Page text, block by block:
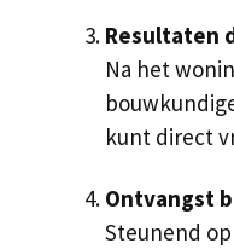
Resultaten
Na het
kunt direct
Ontvangst
Steunend